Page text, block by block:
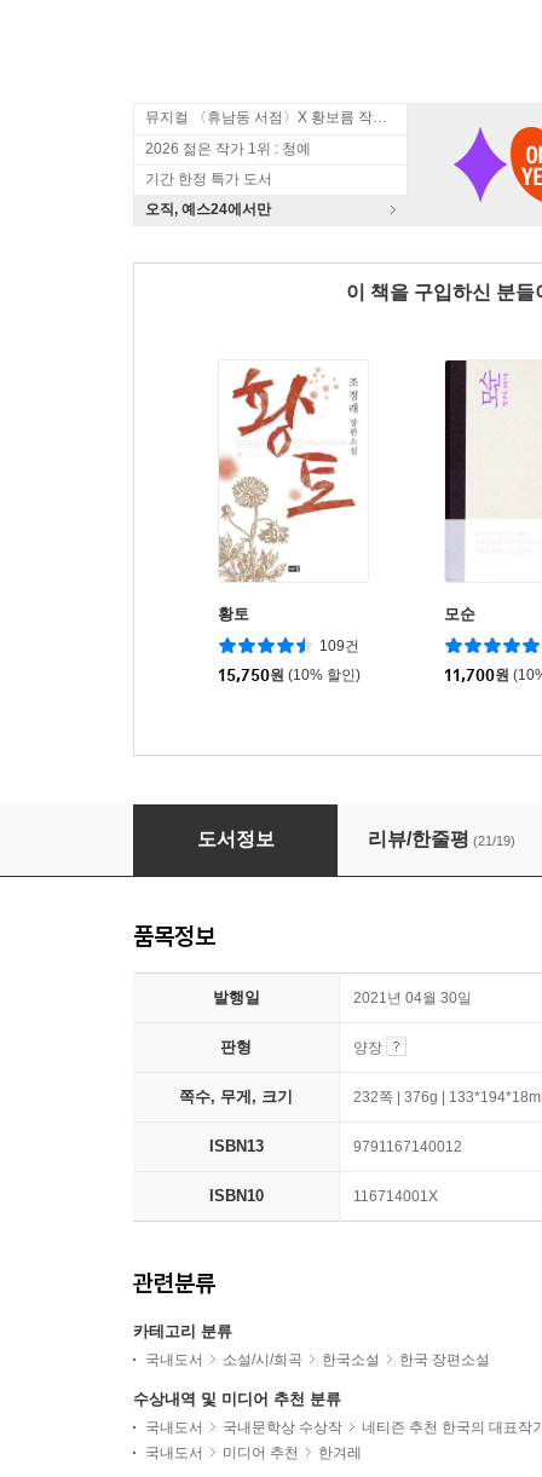
뮤지컬 〈휴남동 서점〉X 황보름 작가 북토크
2026 젊은 작가 1위 : 청예
기간 한정 특가 도서
오직, 예스24에서만
이 책을 구입하신 분
황토
109건
15,750원 (10% 할인)
모순
11,700원
인간 연습
도서정보 리뷰/한줄평 (21/19)
품목정보
발행일 2021년 04월 30일
판형 양장
쪽수, 무게, 크기 232쪽 | 376g |
ISBN13 9791167140012
ISBN10 116714001X
관련분류
카테고리 분류
국내도서 소설/시/희곡 한국소설 한국 장편소설
수상내역 및 미디어 추천 분류
국내도서 국내문학상 수상작
네티즌 추천 한국의 대표작
국내도서
미디어 추천 한겨레